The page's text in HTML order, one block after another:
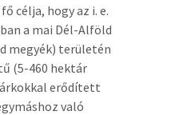
célja, hogy az i. e.
a mai Dél-Alföld
megyék) területén
(5-460 hektár
erődített
való